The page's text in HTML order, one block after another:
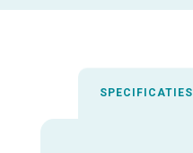
SPECIFICATIES